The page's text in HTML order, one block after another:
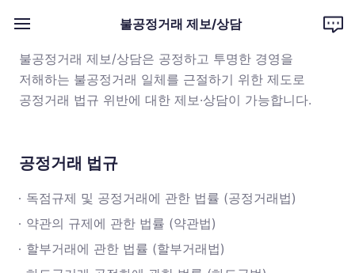
불공정거래 제보/상담
불공정거래 제보/상담은 공정하고 투명한 경영을
저해하는 불공정거래 일체를 근절하기 위한 제도로
공정거래 법규 위반에 대한 제보·상담이 가능합니다.
공정거래 법규
독점규제 및 공정거래에 관한 법률 (공정거래법)
약관의 규제에 관한 법률 (약관법)
할부거래에 관한 법률 (할부거래법)